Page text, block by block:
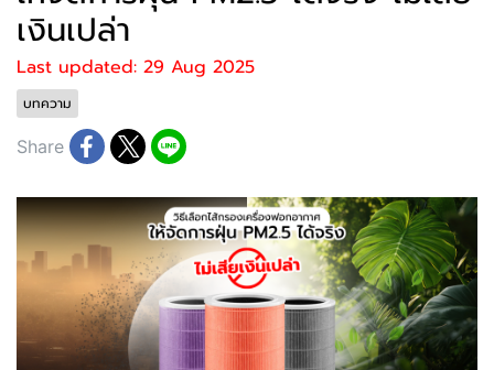
เงินเปล่า
Last updated: 29 Aug 2025
บทความ
Share